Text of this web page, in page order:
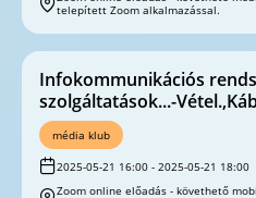
telepített Zoom alkalmazással.
Infokommunikációs
szolgáltatások...-
média klub
2025-05-21 16:00 - 2025-05-21 18:00
Zoom online előadás - követhető